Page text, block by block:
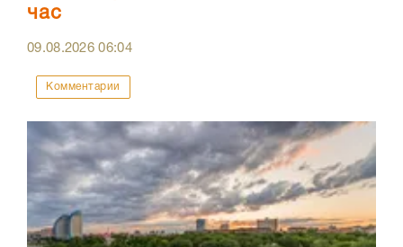
час
09.08.202606:04
Комментарии